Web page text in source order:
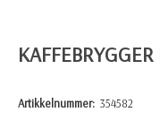
Artikkelnummer: 354582